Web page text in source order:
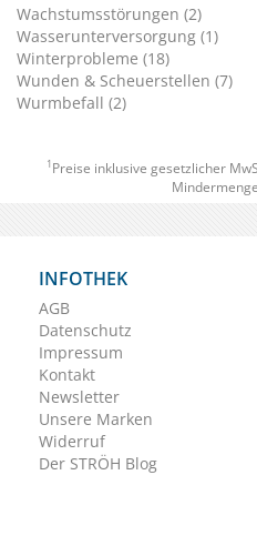
Wachstumsstörungen (2)
Wasserunterversorgung (1)
Winterprobleme (18)
Wunden & Scheuerstellen (7)
Wurmbefall (2)
1 Preise inklusive gesetzlicher
INFOTHEK
AGB
Datenschutz
Impressum
Kontakt
Newsletter
Unsere Marken
Widerruf
Der STRÖH Blog